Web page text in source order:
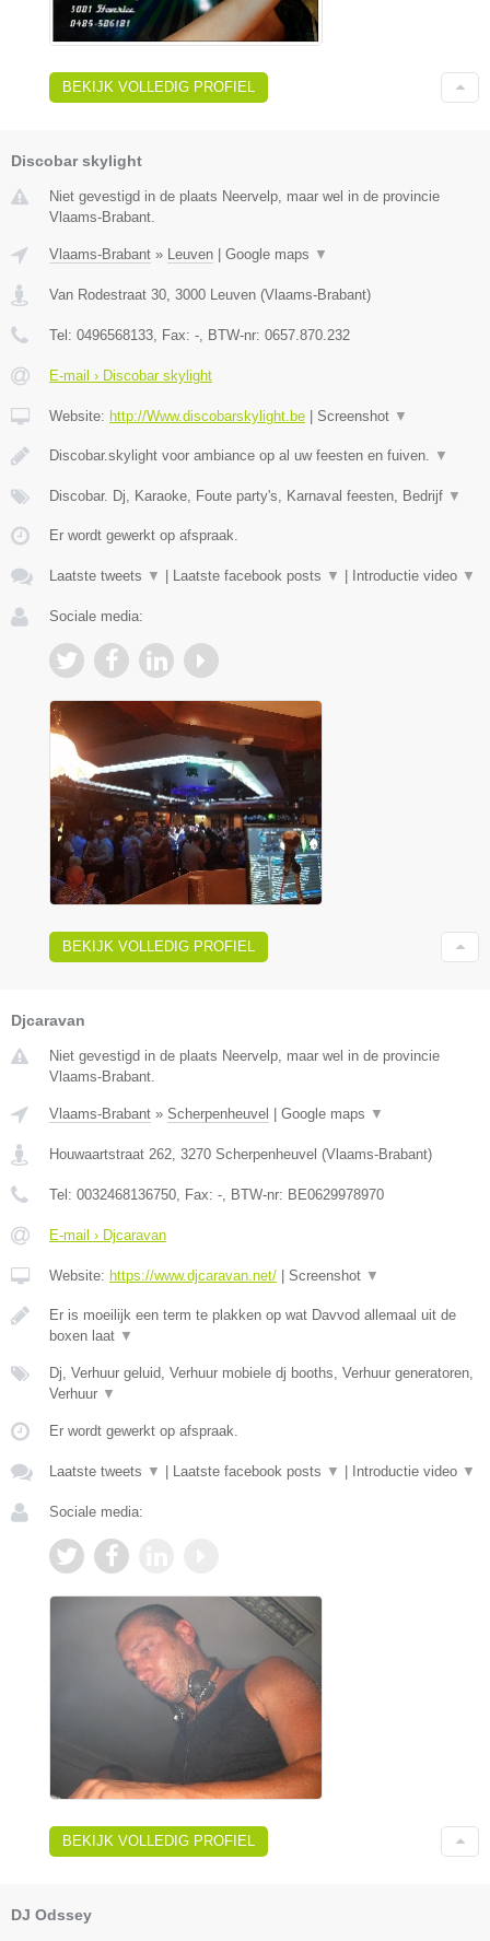
BEKIJK VOLLEDIG PROFIEL
Discobar skylight
Niet gevestigd in de plaats Neervelp, maar wel in de provincie
Vlaams-Brabant.
Vlaams-Brabant » Leuven Google maps ▼
Van Rodestraat 30, 3000 Leuven (Vlaams-Brabant)
Tel: 0496568133, Fax: -, BTW-nr: 0657.870.232
E-mail › Discobar skylight
Website: http://Www.discobarskylight.be Screenshot ▼
Discobar.skylight voor ambiance op al uw feesten en fuiven. ▼
Discobar. Dj, Karaoke, Foute party's, Karnaval feesten, Bedrijf ▼
Er wordt gewerkt op afspraak.
Laatste tweets ▼ Laatste facebook posts ▼ Introductie video ▼
Sociale media:
BEKIJK VOLLEDIG PROFIEL
Djcaravan
Niet gevestigd in de plaats Neervelp, maar wel in de provincie
Vlaams-Brabant.
Vlaams-Brabant » Scherpenheuvel | Google maps ▼
Houwaartstraat 262 3270 Scherpenheuvel (Vlaams-Brabant)
Tel: 0032468136750 , Fax: - , BTW-nr: BE0629978970
E-mail › Djcaravan
Website: https://www.djcaravan.net/ | Screenshot ▼
Er is moeilijk een term te plakken op wat Davvod allemaal uit de
boxen laat ▼
Dj, Verhuur geluid, Verhuur mobiele dj booths, Verhuur generatoren,
Verhuur ▼
Er wordt gewerkt op afspraak.
Laatste tweets ▼ | Laatste facebook posts ▼ | Introductie video ▼
Sociale media:
BEKIJK VOLLEDIG PROFIEL
DJ Odssey